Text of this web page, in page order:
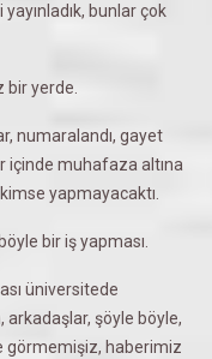
bunlar çok
yerde.
numaralandı, gayet
muhafaza altına
yapmayacaktı.
bir iş yapması.
üniversitede
arkadaşlar, şöyle böyle,
görmemişiz, haberimiz